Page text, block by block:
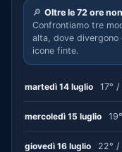
🔎 Oltre le 72 ore
Confrontiamo tre
alta, dove
icone finte.
martedì 14 luglio 17° /
mercoledì 15 luglio
giovedì 16 luglio 22° /